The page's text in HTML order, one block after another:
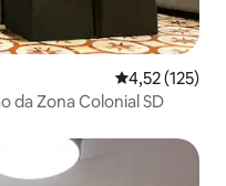
4,52 de uma
4,52 (125)
da Zona Colonial SD